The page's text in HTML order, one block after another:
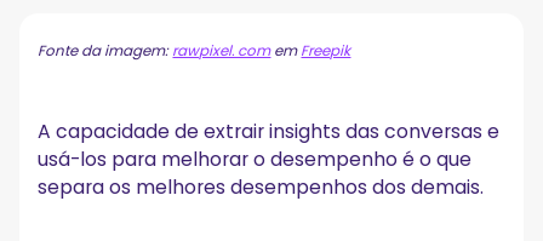
conversação?
A. Capture todas as interações com o cliente
B. Automatize as interações rotineiras com o cliente
C. Execute análises baseadas em IA
Fonte da imagem:rawpixel. comemFreepik
A capacidade de extrair insights das conversas e
usá-los para melhorar o desempenho é o que
separa os melhores desempenhos dos demais.